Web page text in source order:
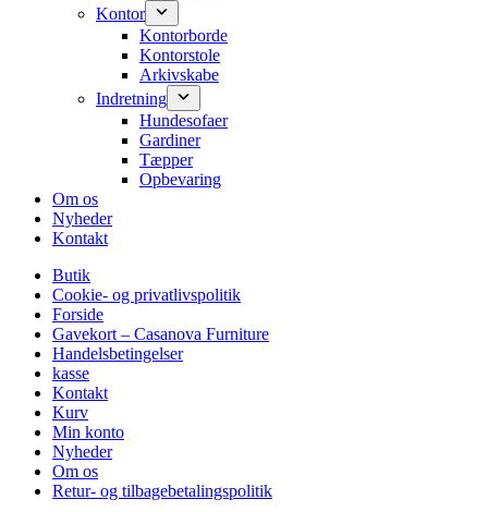
Kontor
Kontorborde
Kontorstole
Arkivskabe
Indretning
Hundesofaer
Gardiner
Tæpper
Opbevaring
Om os
Nyheder
Kontakt
Butik
Cookie- og privatlivspolitik
Forside
Gavekort – Casanova Furniture
Handelsbetingelser
kasse
Kontakt
Kurv
Min konto
Nyheder
Om os
Retur- og tilbagebetalingspolitik